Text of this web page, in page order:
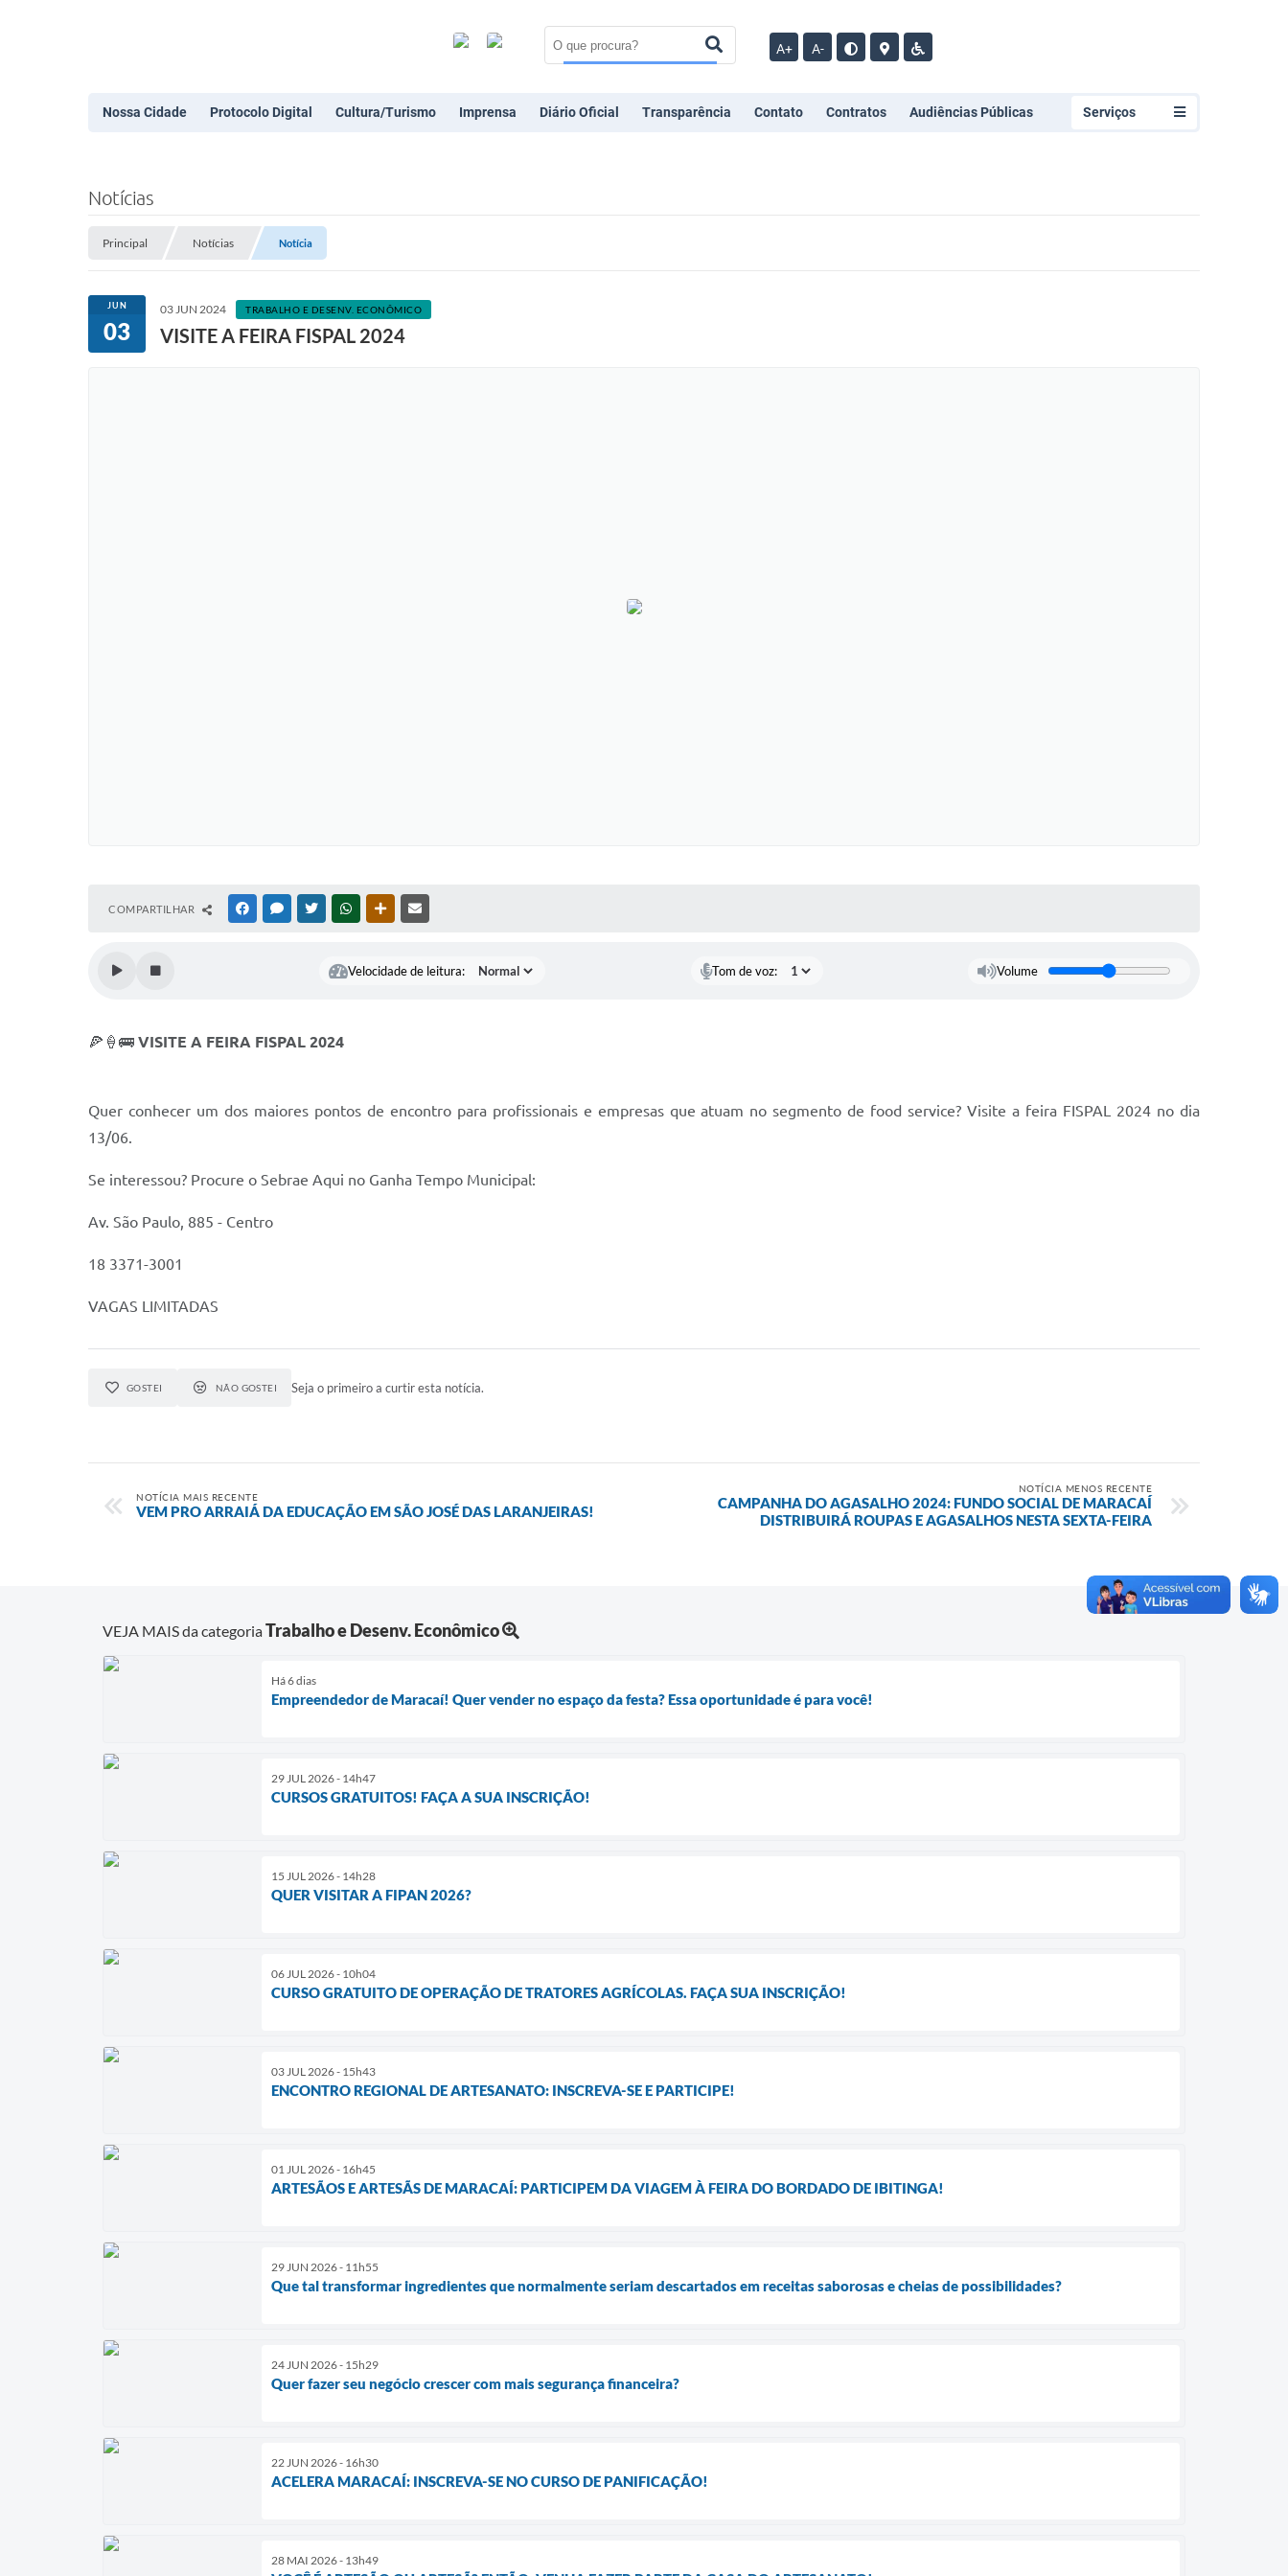
A+ A-
Nossa Cidade Protocolo Digital Cultura/Turismo Imprensa Diário Oficial Transparência Contato Contratos Audiências Públicas Serviços
Notícias
Principal Notícias Notícia
JUN
03
03 JUN 2024 TRABALHO E DESENV. ECONÔMICO
VISITE A FEIRA FISPAL 2024
COMPARTILHAR FACEBOOKMESSENGER
TWITTERWHATSAPPOUTRAS MÍDIAS
Velocidade de leitura: Tom de voz: Volume
🍕🍦🚌 VISITE A FEIRA FISPAL 2024
Quer conhecer um dos maiores pontos de encontro para profissionais e empresas que atuam no segmento de food service? Visite a feira FISPAL 2024 no dia
13/06.
Se interessou? Procure o Sebrae Aqui no Ganha Tempo Municipal:
Av. São Paulo, 885 - Centro
18 3371-3001
VAGAS LIMITADAS
GOSTEI NÃO GOSTEI Seja o primeiro a curtir esta notícia.
NOTÍCIA MAIS RECENTE
VEM PRO ARRAIÁ DA EDUCAÇÃO EM SÃO JOSÉ DAS LARANJEIRAS!
NOTÍCIA MENOS RECENTE
CAMPANHA DO AGASALHO 2024: FUNDO SOCIAL DE MARACAÍ
DISTRIBUIRÁ ROUPAS E AGASALHOS NESTA SEXTA-FEIRA
VEJA MAIS da categoriaTrabalho e Desenv. Econômico
Há 6 dias
Empreendedor de Maracaí! Quer vender no espaço da festa? Essa oportunidade é para você!
29 JUL 2026 - 14h47
CURSOS GRATUITOS! FAÇA A SUA INSCRIÇÃO!
15 JUL 2026 - 14h28
QUER VISITAR A FIPAN 2026?
06 JUL 2026 - 10h04
CURSO GRATUITO DE OPERAÇÃO DE TRATORES AGRÍCOLAS. FAÇA SUA INSCRIÇÃO!
03 JUL 2026 - 15h43
ENCONTRO REGIONAL DE ARTESANATO: INSCREVA-SE E PARTICIPE!
01 JUL 2026 - 16h45
ARTESÃOS E ARTESÃS DE MARACAÍ: PARTICIPEM DA VIAGEM À FEIRA DO BORDADO DE IBITINGA!
29 JUN 2026 - 11h55
Que tal transformar ingredientes que normalmente seriam descartados em receitas saborosas e cheias de possibilidades?
24 JUN 2026 - 15h29
Quer fazer seu negócio crescer com mais segurança financeira?
22 JUN 2026 - 16h30
ACELERA MARACAÍ: INSCREVA-SE NO CURSO DE PANIFICAÇÃO!
28 MAI 2026 - 13h49